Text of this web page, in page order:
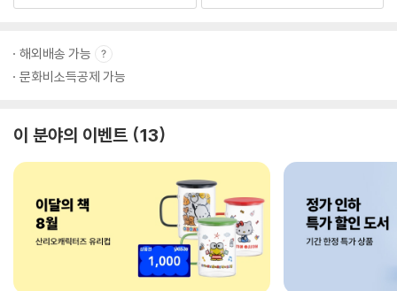
해외배송 가능
문화비소득공제 가능
이 분야의 이벤트 13